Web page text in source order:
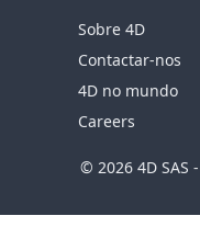
Sobre 4D
Contactar-nos
4D no mundo
Careers
© 2026 4D SAS